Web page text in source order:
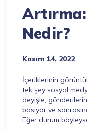
Nedir?
Kasım 14, 2022
İçeriklerinin
tek şey sosyal
deyişle,
basıyor ve
Eğer durum